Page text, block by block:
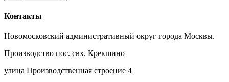
Контакты
Новомосковский административный округ города Москвы.
Производство пос. свх. Крекшино
улица Производственная строение 4